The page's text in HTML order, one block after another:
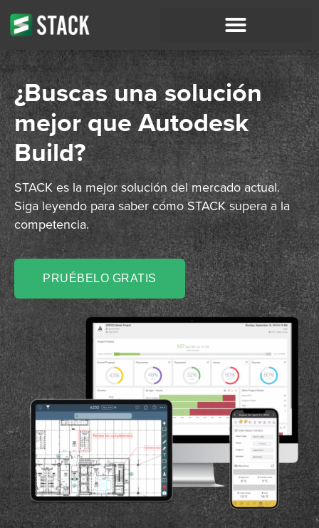
¿Buscas una solución
mejor que Autodesk
Build?
STACK es la mejor solución del mercado actual.
Siga leyendo para saber cómo STACK supera a la
competencia.
PRUÉBELO GRATIS
TIF
P DF